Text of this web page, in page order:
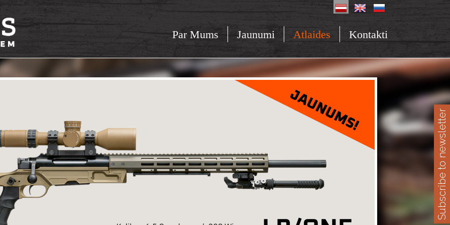
Par Mums Jaunumi Atlaides Kontakti
Subscribe to newsletter